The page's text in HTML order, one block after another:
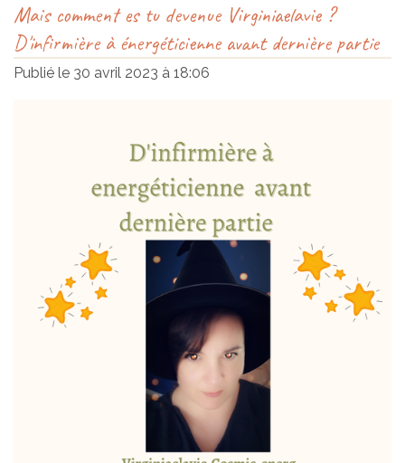
Mais comment es tu devenue Virginiaelavie ?
D'infirmière à énergéticienne avant dernière partie
Publié le 30 avril 2023 à 18:06